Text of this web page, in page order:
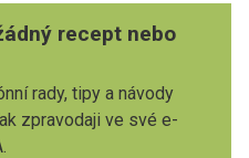
recept nebo
rady, tipy a návody
zpravodaji ve své e-